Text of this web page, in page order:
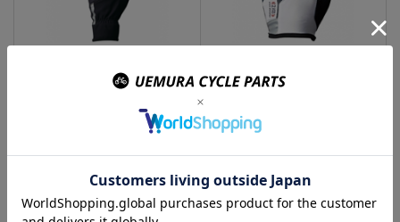
シューズカバー ソックス